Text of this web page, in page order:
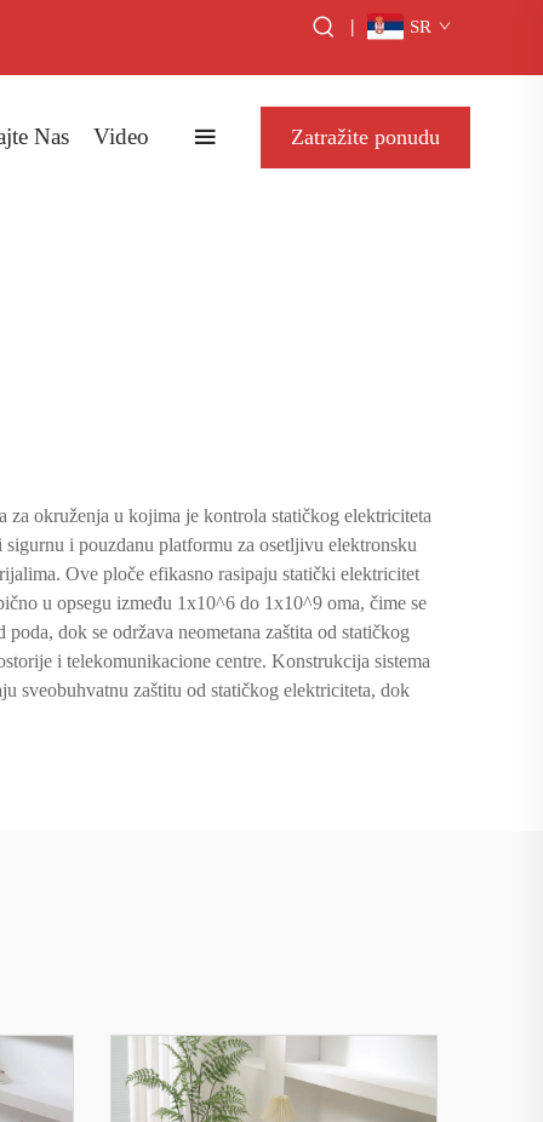
| SR
Nas Video Zatražite ponudu
okruženja u kojima je kontrola statičkog elektriciteta
i pouzdanu platformu za osetljivu elektronsku
Ove ploče efikasno rasipaju statički elektricitet
u opsegu između 1x10^6 do 1x10^9 oma, čime se
dok se održava neometana zaštita od statičkog
i telekomunikacione centre. Konstrukcija sistema
sveobuhvatnu zaštitu od statičkog elektriciteta, dok